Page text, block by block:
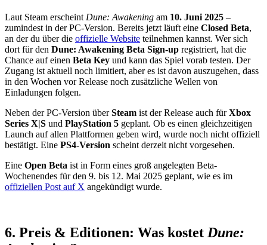
Laut Steam erscheint Dune: Awakening am 10. Juni 2025 –
zumindest in der PC-Version. Bereits jetzt läuft eine Closed Beta,
an der du über die offizielle Website teilnehmen kannst. Wer sich
dort für den Dune: Awakening Beta Sign-up registriert, hat die
Chance auf einen Beta Key und kann das Spiel vorab testen. Der
Zugang ist aktuell noch limitiert, aber es ist davon auszugehen, dass
in den Wochen vor Release noch zusätzliche Wellen von
Einladungen folgen.
Neben der PC-Version überSteam ist der Release auch fürXbox
Series X|S und PlayStation 5 geplant. Ob es einen gleichzeitigen
Launch auf allen Plattformen geben wird, wurde noch nicht offiziell
bestätigt. Eine PS4-Version scheint derzeit nicht vorgesehen.
Eine Open Beta ist in Form eines groß angelegten Beta-
Wochenendes für den 9. bis 12. Mai 2025 geplant, wie es im
offiziellen Post auf X angekündigt wurde.
6. Preis & Editionen: Was kostet Dune: